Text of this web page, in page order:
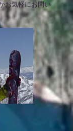
お気軽にお問い